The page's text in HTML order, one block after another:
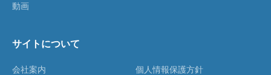
動画
サイトについて
会社案内 個人情報保護方針